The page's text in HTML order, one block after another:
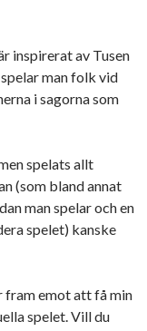
inspirerat av Tusen
man folk vid
i sagorna som
spelats allt
(som bland annat
man spelar och en
spelet) kanske
fram emot att få min
spelet. Vill du